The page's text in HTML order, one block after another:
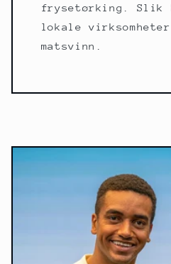
frysetørking. Slik
lokale
matsvinn.